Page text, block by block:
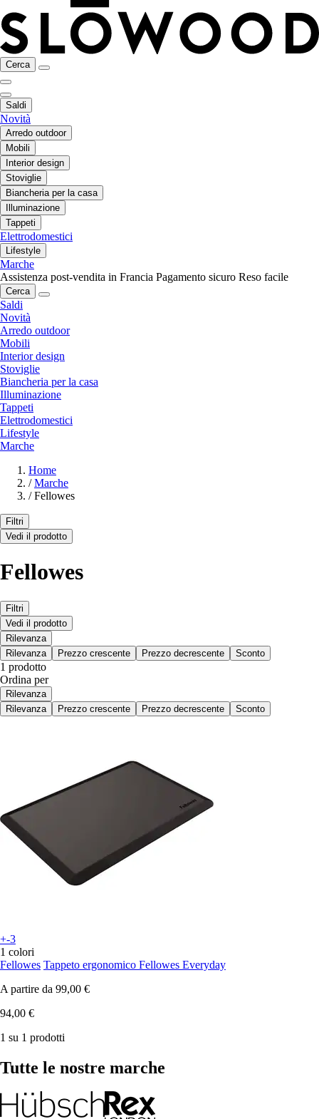
Cerca
Saldi
Novità
Arredo outdoor
Mobili
Interior design
Stoviglie
Biancheria per la casa
Illuminazione
Tappeti
Elettrodomestici
Lifestyle
Marche
Assistenza post-vendita in Francia Pagamento sicuro Reso facile
Cerca
Saldi
Novità
Arredo outdoor
Mobili
Interior design
Stoviglie
Biancheria per la casa
Illuminazione
Tappeti
Elettrodomestici
Lifestyle
Marche
Home
/ Marche
/ Fellowes
Filtri
Vedi il prodotto
Fellowes
Filtri
Vedi il prodotto
Rilevanza
Rilevanza
Prezzo crescente Prezzo decrescente Sconto
1 prodotto
Ordina per
Rilevanza
Rilevanza
Prezzo crescente Prezzo decrescente Sconto
+-3
1 colori
Fellowes Tappeto ergonomico Fellowes Everyday
A partire da 99,00 €
94,00 €
1 su 1 prodotti
Tutte le nostre marche